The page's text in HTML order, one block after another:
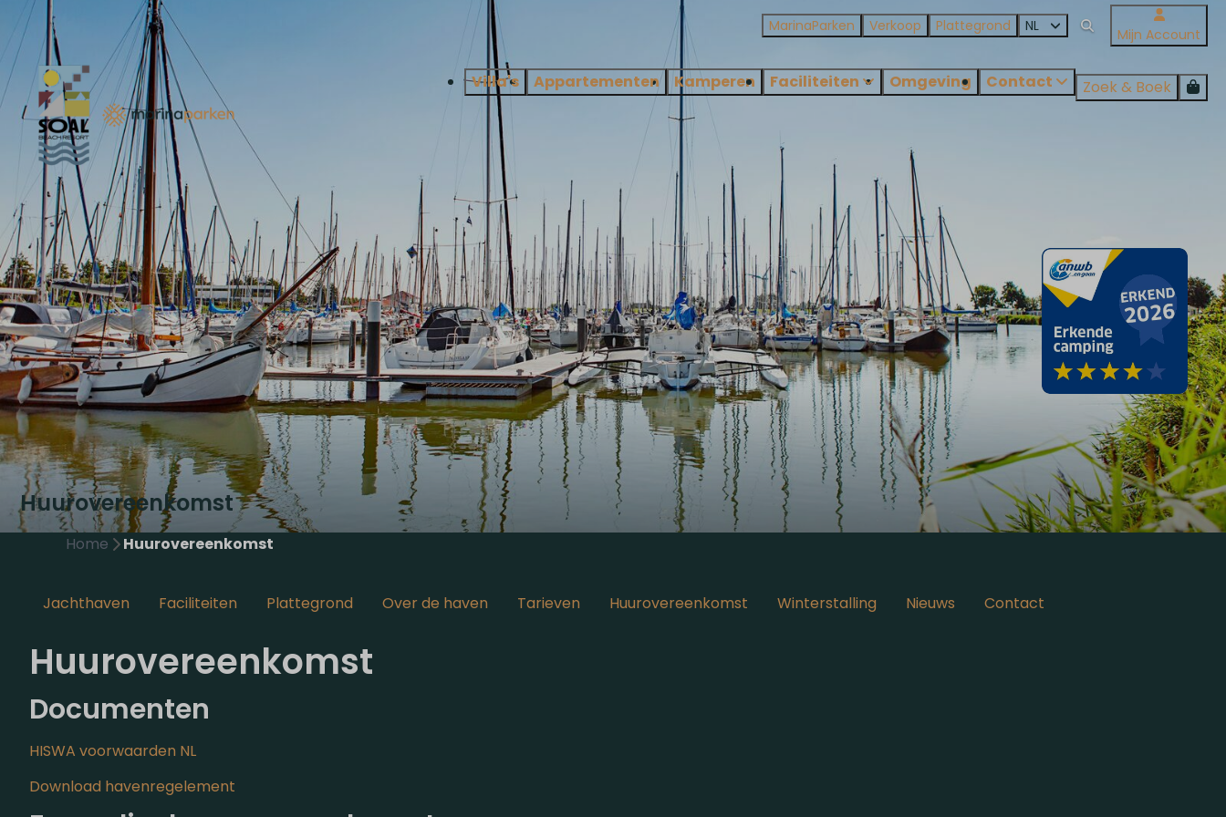
MarinaParken Verkoop Plattegrond NL Mijn Account
Villa's Appartementen Kamperen Faciliteiten Omgeving Contact Zoek & Boek
Huurovereenkomst
Home Huurovereenkomst
Jachthaven Faciliteiten Plattegrond Over de haven Tarieven Huurovereenkomst Winterstalling Nieuws Contact
Huurovereenkomst
Documenten
HISWA voorwaarden NL
Download havenregelement